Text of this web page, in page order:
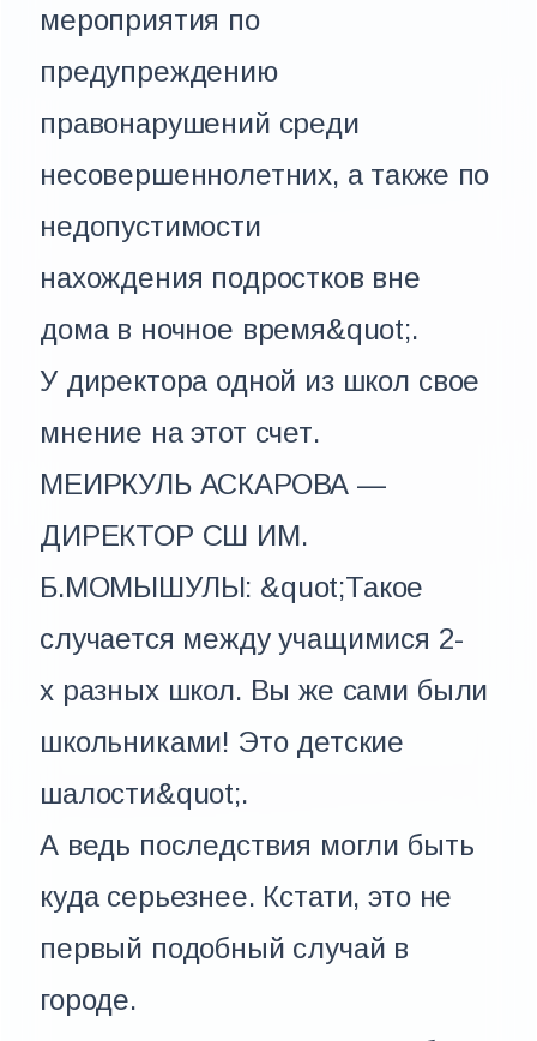
мероприятия по
предупреждению
правонарушений среди
несовершеннолетних, а также по
недопустимости
нахождения подростков вне
дома в ночное время&quot;.
У директора одной из школ свое
мнение на этот счет.
МЕИРКУЛЬ АСКАРОВА —
ДИРЕКТОР СШ ИМ.
Б.МОМЫШУЛЫ: &quot;Такое
случается между учащимися 2-
х разных школ. Вы же сами были
школьниками! Это детские
шалости&quot;.
А ведь последствия могли быть
куда серьезнее. Кстати, это не
первый подобный случай в
городе.